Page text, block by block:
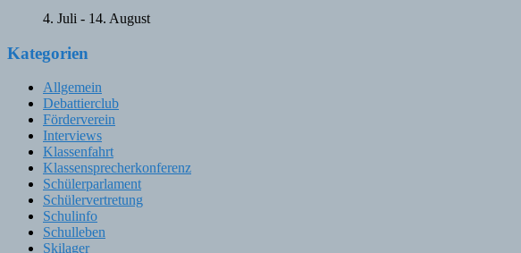
4. Juli - 14. August
Kategorien
Allgemein
Debattierclub
Förderverein
Interviews
Klassenfahrt
Klassensprecherkonferenz
Schülerparlament
Schülervertretung
Schulinfo
Schulleben
Skilager